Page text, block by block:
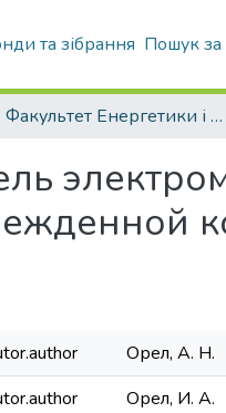
та зібрання Пошук за
Факультет Енергетики і комп'ютерних технологій
Орел, А. Н.
Орел, И. А.